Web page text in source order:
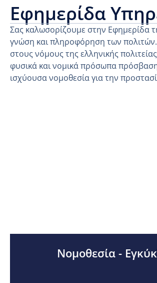
Εφημερίδα
Σας καλωσορίζουμε στην Εφημερίδα
γνώση και πληροφόρηση των πολιτών.
στους νόμους της ελληνικής
φυσικά και νομικά πρόσωπα
ισχύουσα νομοθεσία για την
Νομοθεσία -